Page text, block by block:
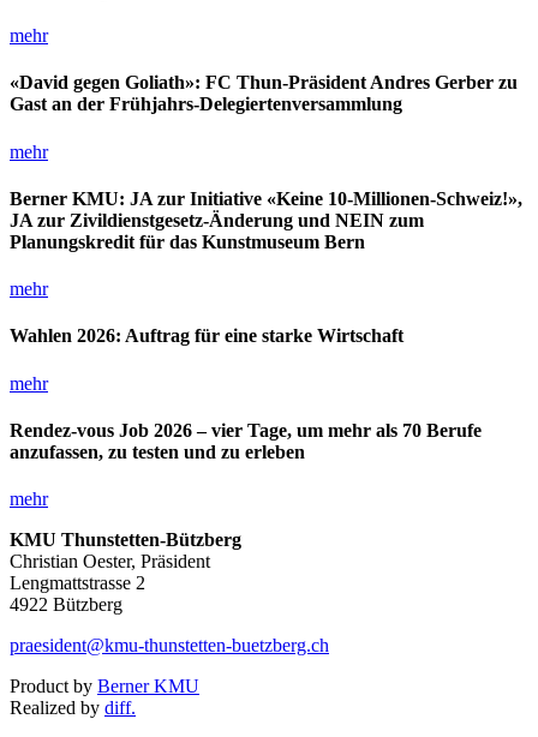
mehr
«David gegen Goliath»: FC Thun-Präsident Andres Gerber zu
Gast an der Frühjahrs-Delegiertenversammlung
mehr
Berner KMU: JA zur Initiative «Keine 10-Millionen-Schweiz!»,
JA zur Zivildienstgesetz-Änderung und NEIN zum
Planungskredit für das Kunstmuseum Bern
mehr
Wahlen 2026: Auftrag für eine starke Wirtschaft
mehr
Rendez-vous Job 2026 – vier Tage, um mehr als 70 Berufe
anzufassen, zu testen und zu erleben
mehr
KMU Thunstetten-Bützberg
Christian Oester, Präsident
Lengmattstrasse 2
4922 Bützberg
praesident@kmu-thunstetten-buetzberg.ch
Product by Berner KMU
Realized by diff.